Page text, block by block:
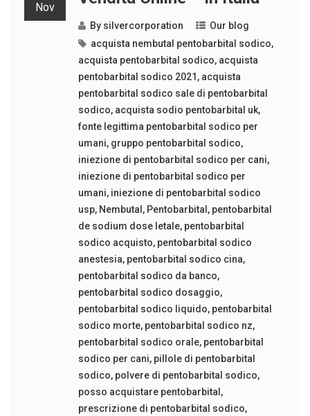
Nov
By silvercorporation
Our blog
acquista nembutal pentobarbital sodico,
acquista pentobarbital sodico, acquista
pentobarbital sodico 2021 , acquista
pentobarbital sodico sale di pentobarbital
sodico, acquista sodio pentobarbital uk,
fonte legittima pentobarbital sodico per
umani, gruppo pentobarbital sodico,
iniezione di pentobarbital sodico per cani,
iniezione di pentobarbital sodico per
umani, iniezione di pentobarbital sodico
usp, Nembutal , Pentobarbital , pentobarbital
de sodium dose letale, pentobarbital
sodico acquisto, pentobarbital sodico
anestesia, pentobarbital sodico cina,
pentobarbital sodico da banco,
pentobarbital sodico dosaggio,
pentobarbital sodico liquido, pentobarbital
sodico morte, pentobarbital sodico nz,
pentobarbital sodico orale, pentobarbital
sodico per cani, pillole di pentobarbital
sodico, polvere di pentobarbital sodico,
posso acquistare pentobarbital ,
prescrizione di pentobarbital sodico,